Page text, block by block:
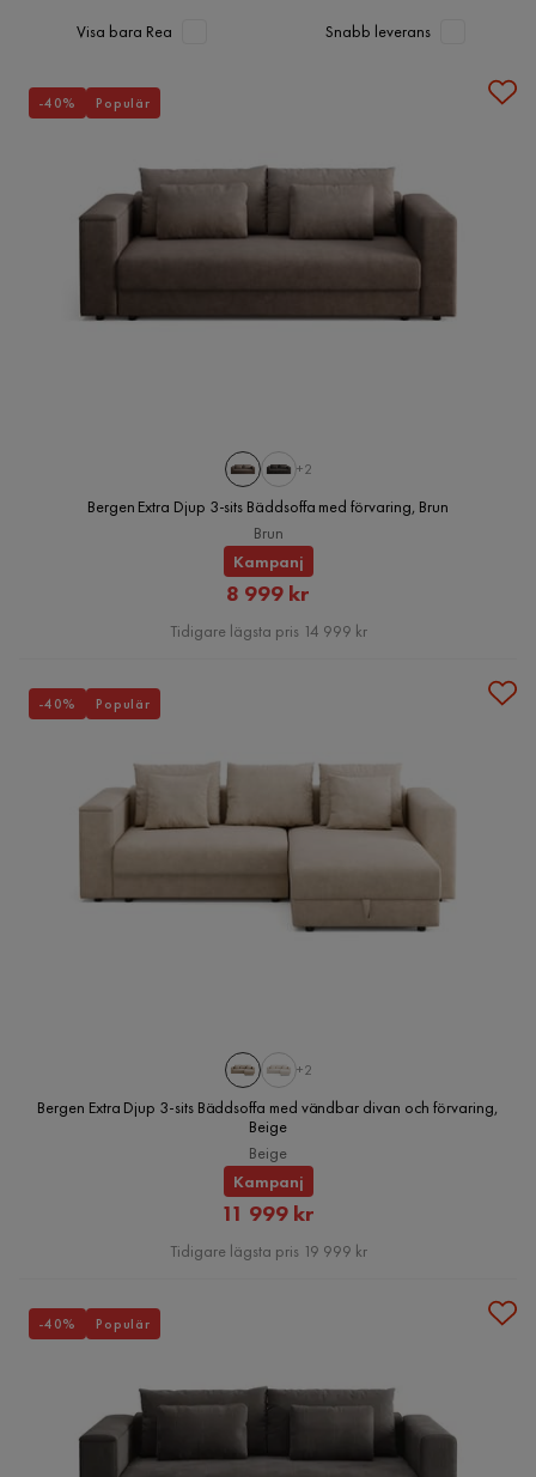
Visa bara Rea Snabb leverans
+2
Bergen Extra Djup 3-sits Bäddsoffa med förvaring, Brun
Brun
Kampanj
Rabatterat
Pris
8 999 kr
Tidigare lägsta pris 14 999 kr
-40% Populär
+2
Bergen Extra Djup 3-sits Bäddsoffa med vändbar divan och förvaring,
Beige
Beige
Kampanj
Rabatterat
Pris
11 999 kr
Tidigare lägsta pris 19 999 kr
-40% Populär
-40% Populär